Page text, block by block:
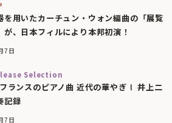
を用いたカーチュン・ウォン編曲の「展覧
が、日本フィルにより本邦初演！
7日
Selection
フランスのピアノ曲 近代の華やぎⅠ 井上二
記録
7日